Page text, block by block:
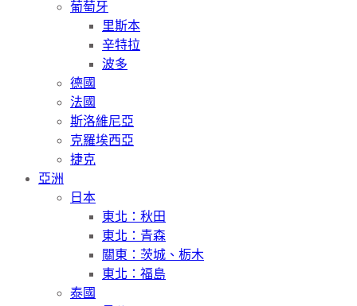
葡萄牙
里斯本
辛特拉
波多
德國
法國
斯洛維尼亞
克羅埃西亞
捷克
亞洲
日本
東北：秋田
東北：青森
關東：茨城、栃木
東北：福島
泰國